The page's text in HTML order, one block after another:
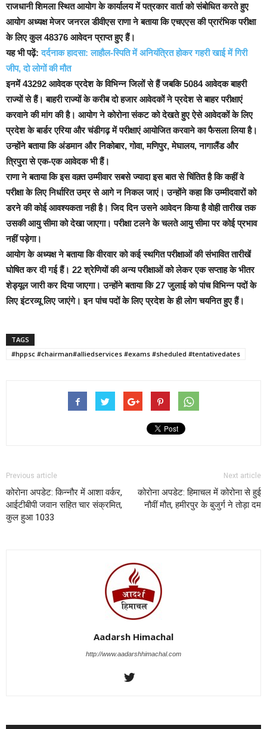
राजधानी शिमला स्थित आयोग के कार्यालय में पत्रकार वार्ता को संबोधित करते हुए
आयोग अध्यक्ष मेजर जनरल डीवीएस राणा ने बताया कि एचएएस की प्रारंभिक परीक्षा
के लिए कुल 48376 आवेदन प्राप्त हुए हैं।
यह भी पढ़ें:दर्दनाक हादसा: लाहौल-स्पिति में अनियंत्रित होकर गहरी खाई में गिरी
जीप, दो लोगों की मौत
इनमें 43292 आवेदक प्रदेश के विभिन्न जिलों से हैं जबकि 5084 आवेदक बाहरी
राज्यों से हैं। बाहरी राज्यों के करीब दो हजार आवेदकों ने प्रदेश से बाहर परीक्षाएं
करवाने की मांग की है। आयोग ने कोरोना संकट को देखते हुए ऐसे आवेदकों के लिए
प्रदेश के बार्डर एरिया और चंडीगढ़ में परीक्षाएं आयोजित करवाने का फैसला लिया है।
उन्होंने बताया कि अंडमान और निकोबार, गोवा, मणिपुर, मेघालय, नागालैंड और
त्रिपुरा से एक-एक आवेदक भी हैं।
राणा ने बताया कि इस वक़्त उम्मीवार सबसे ज्यादा इस बात से चिंतित है कि कहीं वे
परीक्षा के लिए निर्धारित उम्र से आगे न निकल जाएं। उन्होंने कहा कि उम्मीदवारों को
डरने की कोई आवश्यकता नही है। जिद दिन उसने आवेदन किया है वोही तारीख तक
उसकी आयु सीमा को देखा जाएगा। परीक्षा टलने के चलते आयु सीमा पर कोई प्रभाव
नहीं पड़ेगा।
आयोग के अध्यक्ष ने बताया कि वीरवार को कई स्थगित परीक्षाओं की संभावित तारीखें
घोषित कर दी गई हैं। 22 श्रेणियों की अन्य परीक्षाओं को लेकर एक सप्ताह के भीतर
शेड्यूल जारी कर दिया जाएगा। उन्होंने बताया कि 27 जुलाई को पांच विभिन्न पदों के
लिए इंटरव्यू लिए जाएंगे। इन पांच पदों के लिए प्रदेश के ही लोग चयनित हुए हैं।
TAGS
#hppsc #chairman#alliedservices #exams #sheduled #tentativedates
Previous article
कोरोना अपडेट: किन्नौर में आशा वर्कर,
आईटीबीपी जवान सहित चार संक्रमित,
कुल हुआ 1033
Next article
कोरोना अपडेट: हिमाचल में कोरोना से हुई
नौवीं मौत, हमीरपुर के बुजुर्ग ने तोड़ा दम
Aadarsh Himachal
http://www.aadarshhimachal.com